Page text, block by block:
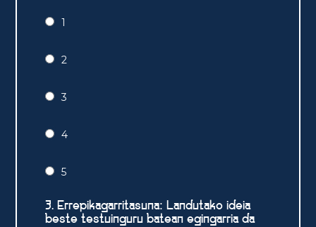
1
2
3
4
5
3. Errepikagarritasuna: Landutako ideia
beste testuinguru batean egingarria da